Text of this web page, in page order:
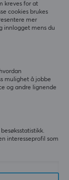
Wired
kreves for at
cookies brukes
mer
innlogget mens du
mulighet å jobbe
og andre lignende
interesseprofil som